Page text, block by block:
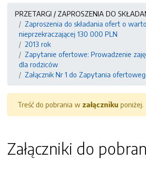
PRZETARGI / ZAPROSZENIA DO
Zaproszenia do składania ofert o
nieprzekraczającej 130 000 PLN
2013 rok
Zapytanie ofertowe: Prowadzenie
dla rodziców
Załącznik Nr 1 do Zapytania
Treść do pobrania w załączniku poniżej.
Załączniki do